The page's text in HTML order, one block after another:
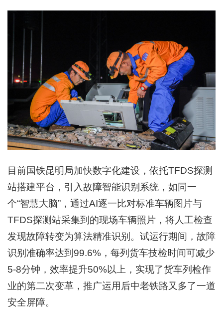
目前国铁昆明局加快数字化建设，依托TFDS探测
站搭建平台，引入故障智能识别系统，如同一
个“智慧大脑”，通过AI逐一比对标准车辆图片与
TFDS探测站采集到的现场车辆照片，将人工检查
发现故障转变为算法精准识别。试运行期间，故障
识别准确率达到99.6%，每列货车技检时间可减少
5-8分钟，效率提升50%以上，实现了货车列检作
业的第二次变革，推广运用后中老铁路又多了一道
安全屏障。